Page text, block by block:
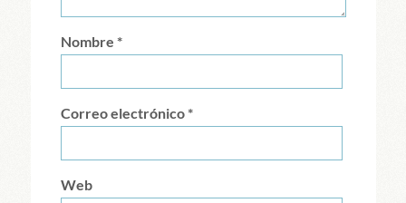
Nombre *
Correo electrónico*
Web